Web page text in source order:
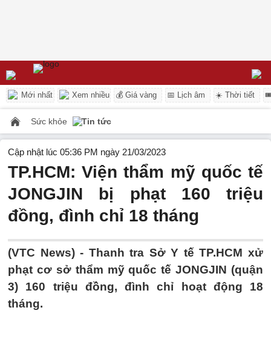
Mới nhất Xem nhiều 💰 Giá vàng 📅 Lịch âm ☀️ Thời tiết
Sức khỏe Tin tức
Cập nhật lúc 05:36 PM ngày 21/03/2023
TP.HCM: Viện thẩm mỹ quốc tế
JONGJIN bị phạt 160 triệu
đồng, đình chỉ 18 tháng
(VTC News) - Thanh tra Sở Y tế TP.HCM xử
phạt cơ sở thẩm mỹ quốc tế JONGJIN (quận
3) 160 triệu đồng, đình chỉ hoạt động 18
tháng.